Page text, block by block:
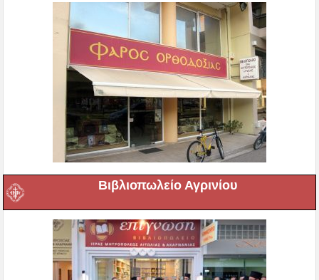
Βιβλιοπωλείο Αγρινίου